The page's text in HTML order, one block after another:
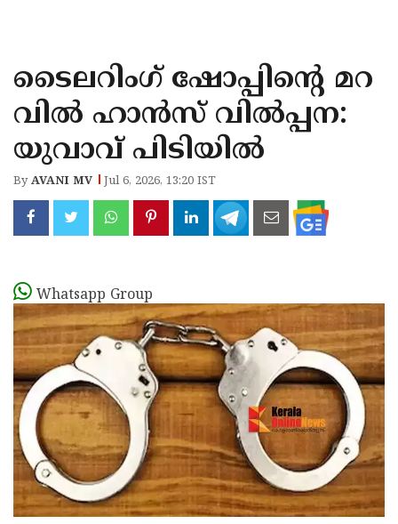
KANNUR
KASARAGOD
ടൈലറിംഗ് ഷോപ്പിന്റെ മറ
വില്‍ ഹാന്‍സ് വില്‍പ്പന:
യുവാവ് പിടിയില്‍
ByAVANI MV Jul 6, 2026, 13:20 IST
Whatsapp Group